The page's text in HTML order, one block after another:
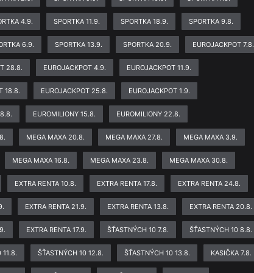
4.9. SPORTKA 11.9. SPORTKA 18.9. SPORTKA 9.8.
6.9. SPORTKA 13.9. SPORTKA 20.9. EUROJACKPOT 7.8.
28.8. EUROJACKPOT 4.9. EUROJACKPOT 11.9.
18.8. EUROJACKPOT 25.8. EUROJACKPOT 1.9.
EUROMILIONY 15.8. EUROMILIONY 22.8.
MEGA MAXA 20.8. MEGA MAXA 27.8. MEGA MAXA 3.9.
MEGA MAXA 16.8. MEGA MAXA 23.8. MEGA MAXA 30.8.
EXTRA RENTA 10.8. EXTRA RENTA 17.8. EXTRA RENTA 24.8.
EXTRA RENTA 21.9. EXTRA RENTA 13.8. EXTRA RENTA 20.8.
EXTRA RENTA 17.9. ŠŤASTNÝCH 10 7.8. ŠŤASTNÝCH 10 8.8.
11.8. ŠŤASTNÝCH 10 12.8. ŠŤASTNÝCH 10 13.8. KASIČKA 7.8.